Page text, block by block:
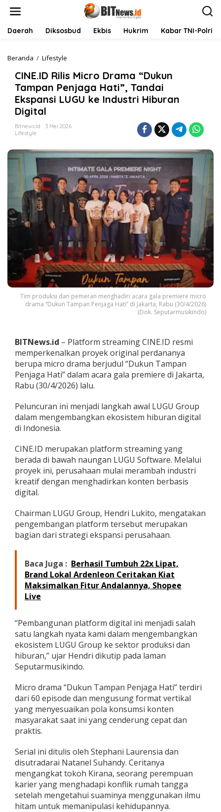
Daerah Diksosbud Ekbis Hukrim Kabar TNI-Polri
Beranda / Lifestyle
N
E
.
I
i
s
M
i
r
o
D
a
m
a
“
D
u
u
n
T
a
n
P
e
n
j
g
a
H
i
”
,
T
a
a
i
E
k
n
s
i
U
k
e
n
d
s
t
r
i
H
u
r
a
n
D
i
g
CINE.ID Rilis Micro Drama “Dukun
Tampan Penjaga Hati”, Tandai
Ekspansi LUGU ke Industri Hiburan
Digital
Bitnews.id
3 Mei 2026
Lifestyle
Tim produksi dan pemeran menghadiri acara gala premiere micro
drama “Dukun Tampan Penjaga Hati” di Jakarta, Rabu (30/4/2026)
(Dok. Seputarmusikindo)
BITNews.id – Platform streaming CINE.ID resmi
memperkenalkan proyek original perdananya
berupa micro drama berjudul “Dukun Tampan
Penjaga Hati” dalam acara gala premiere di Jakarta,
Rabu (30/4/2026) lalu.
Peluncuran ini menjadi langkah awal LUGU Group
dalam mengembangkan ekosistem hiburan digital
di Indonesia.
CINE.ID merupakan platform streaming yang
berada di bawah naungan LUGU Software. Melalui
proyek ini, perusahaan mulai merambah industri
kreatif dengan menghadirkan konten berbasis
digital.
Chairman LUGU Group, Hendri Lukito, mengatakan
pengembangan platform tersebut merupakan
bagian dari strategi ekspansi perusahaan.
Baca Juga : Berhasil Tumbuh 22x Lipat,
Brand Lokal Ardenleon Ceritakan Kiat
Maksimalkan Fitur Andalannya, Shopee
Live
“Pembangunan platform digital ini menjadi salah
satu langkah nyata kami dalam mengembangkan
ekosistem LUGU Group ke sektor produksi dan
hiburan,” ujar Hendri dikutip pada laman
Seputarmusikindo.
Micro drama “Dukun Tampan Penjaga Hati” terdiri
dari 60 episode dan mengusung format vertikal
yang menyesuaikan pola konsumsi konten
masyarakat saat ini yang cenderung cepat dan
praktis.
Serial ini ditulis oleh Stephani Laurensia dan
disutradarai Natanel Suhandy. Ceritanya
mengangkat tokoh Kirana, seorang perempuan
karier yang menghadapi konflik rumah tangga
setelah mengetahui suaminya menggunakan ilmu
hitam untuk memanipulasi kehidupannya.